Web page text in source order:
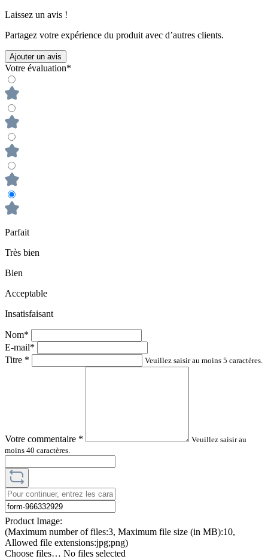
Laissez un avis !
Partagez votre expérience du produit avec d’autres clients.
Ajouter un avis
Votre évaluation*
Parfait
Très bien
Bien
Acceptable
Insatisfaisant
Nom*
E-mail*
Titre * Veuillez saisir au moins 5 caractères.
Votre commentaire *
Veuillez saisir au
moins 40 caractères.
Product Image:
(Maximum number of files:3, Maximum file size (in MB):10,
Allowed file extensions:jpg;png)
Choose files… No files selected